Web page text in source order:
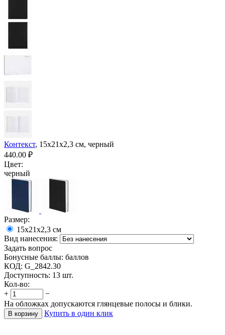
Контекст, 15х21х2,3 см, черный
440.00 ₽
Цвет:
черный
Размер:
15х21х2,3 см
Вид нанесения:
Задать вопрос
Бонусные баллы: баллов
КОД: G_2842.30
Доступность: 13 шт.
Кол-во:
+
−
На обложках допускаются глянцевые полосы и блики.
В корзину Купить в один клик